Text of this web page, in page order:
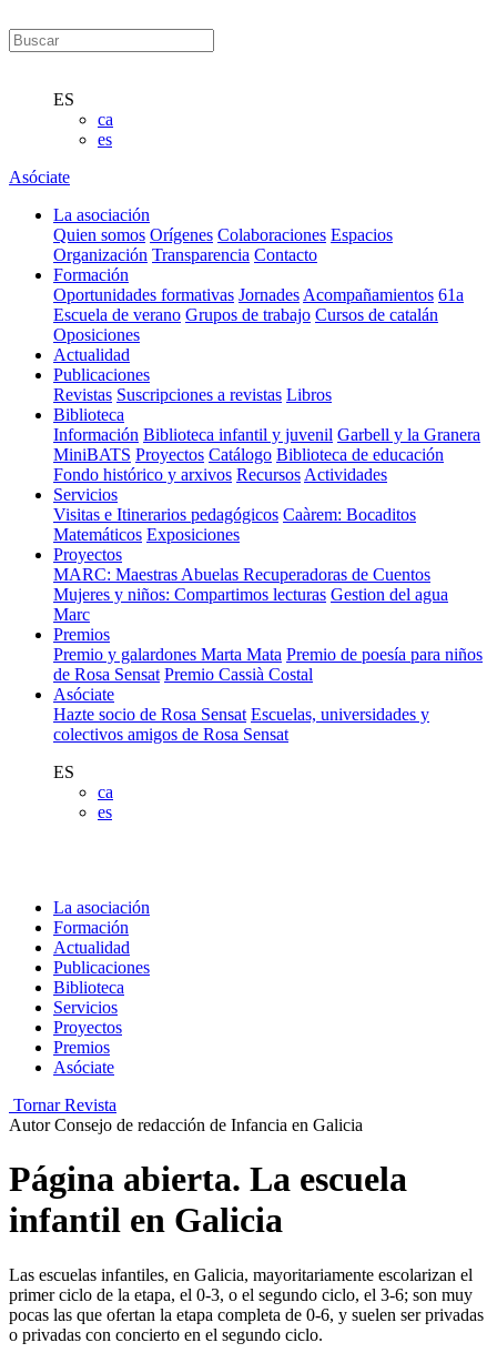
ES
ca
es
Asóciate
La asociación
Quien somos Orígenes Colaboraciones Espacios
Organización Transparencia Contacto
Formación
Oportunidades formativas Jornades Acompañamientos 61a
Escuela de verano Grupos de trabajo Cursos de catalán
Oposiciones
Actualidad
Publicaciones
Revistas Suscripciones a revistas Libros
Biblioteca
Información Biblioteca infantil y juvenil Garbell y la Granera
MiniBATS Proyectos Catálogo Biblioteca de educación
Fondo histórico y arxivos Recursos Actividades
Servicios
Visitas e Itinerarios pedagógicos Caàrem: Bocaditos
Matemáticos Exposiciones
Proyectos
MARC: Maestras Abuelas Recuperadoras de Cuentos
Mujeres y niños: Compartimos lecturas Gestion del agua
Marc
Premios
Premio y galardones Marta Mata Premio de poesía para niños
de Rosa Sensat Premio Cassià Costal
Asóciate
Hazte socio de Rosa Sensat Escuelas, universidades y
colectivos amigos de Rosa Sensat
ES
ca
es
La asociación
Formación
Actualidad
Publicaciones
Biblioteca
Servicios
Proyectos
Premios
Asóciate
Tornar Revista
Autor Consejo de redacción de Infancia en Galicia
Página abierta. La escuela
infantil en Galicia
Las escuelas infantiles, en Gali­cia, mayoritariamente escolarizan el
primer ciclo de la etapa, el 0-3, o el segundo ciclo, el 3-6; son muy
pocas las que ofertan la etapa completa de 0-6, y suelen ser privadas
o privadas con concierto en el segundo ciclo.